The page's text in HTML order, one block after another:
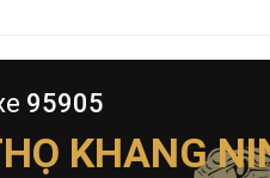
95905
KHANG